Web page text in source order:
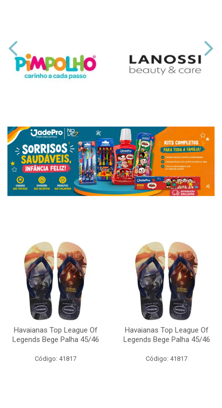
Havaianas Top League Of
Legends Bege Palha 45/46
Código: 41817
Havaianas Top League Of
Legends Bege Palha 45/46
Código: 41817